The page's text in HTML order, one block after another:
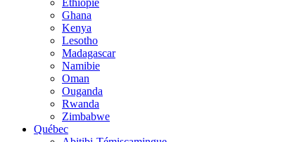
Éthiopie
Ghana
Kenya
Lesotho
Madagascar
Namibie
Oman
Ouganda
Rwanda
Zimbabwe
Québec